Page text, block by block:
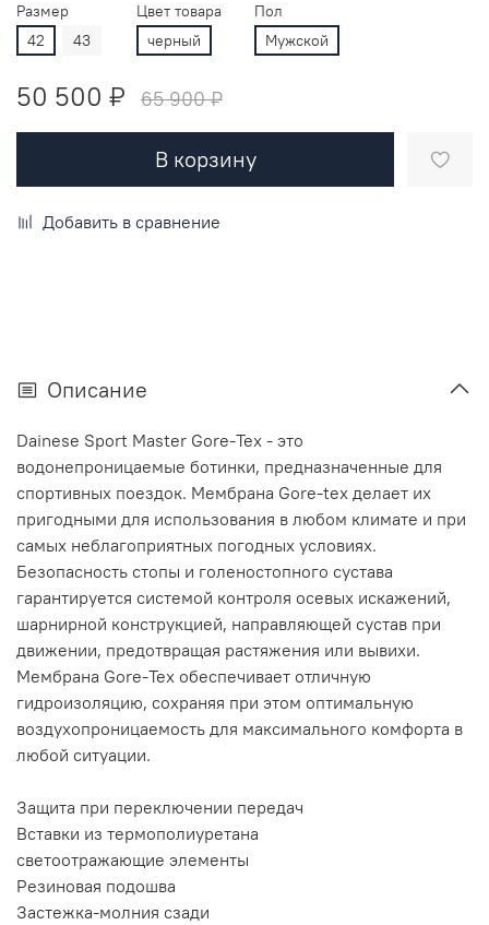
Размер
42
43
Цвет товара
черный
Пол
Мужской
50 500 ₽ 65 900 ₽
В корзину
Добавить в сравнение
Описание
Dainese Sport Master Gore-Tex - это
водонепроницаемые ботинки, предназначенные для
спортивных поездок. Мембрана Gore-tex делает их
пригодными для использования в любом климате и при
самых неблагоприятных погодных условиях.
Безопасность стопы и голеностопного сустава
гарантируется системой контроля осевых искажений,
шарнирной конструкцией, направляющей сустав при
движении, предотвращая растяжения или вывихи.
Мембрана Gore-Tex обеспечивает отличную
гидроизоляцию, сохраняя при этом оптимальную
воздухопроницаемость для максимального комфорта в
любой ситуации.
Защита при переключении передач
Вставки из термополиуретана
светоотражающие элементы
Резиновая подошва
Застежка-молния сзади